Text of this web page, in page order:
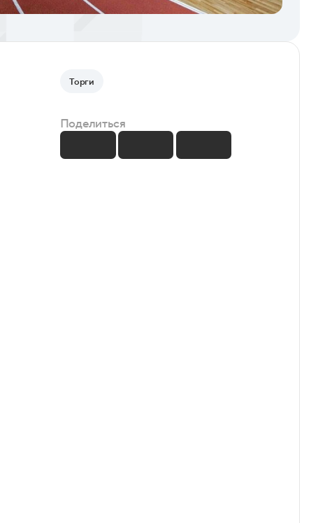
Торги
Поделиться